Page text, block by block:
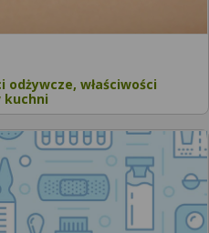
właściwości
kuchni